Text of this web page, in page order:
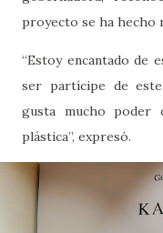
proyecto se ha hecho
“Estoy encantado de
ser partícipe de
gusta mucho poder
plástica”, expresó.